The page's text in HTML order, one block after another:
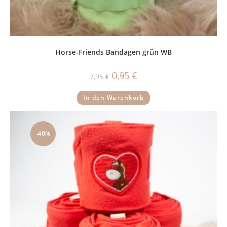
Horse-Friends Bandagen grün WB
7,95€ Ursprünglicher
Preis
7,95 €
0,95 €
0,95 €.
In den Warenkorb
-40%